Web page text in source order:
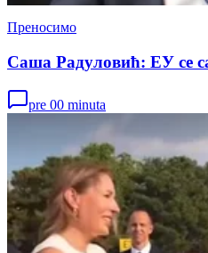
Преносимо
Саша Радуловић: ЕУ се
pre 00 minuta